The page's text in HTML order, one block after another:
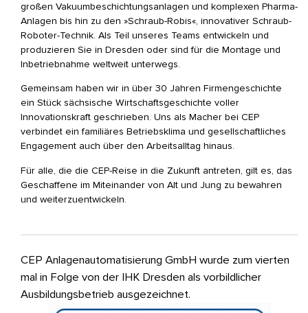
großen Vakuumbeschichtungsanlagen und komplexen Pharma-
Anlagen bis hin zu den »Schraub-Robis«, innovativer Schraub-
Roboter-Technik. Als Teil unseres Teams entwickeln und
produzieren Sie in Dresden oder sind für die Montage und
Inbetriebnahme weltweit unterwegs.
Gemeinsam haben wir in über 30 Jahren Firmengeschichte
ein Stück sächsische Wirtschaftsgeschichte voller
Innovationskraft geschrieben. Uns als Macher bei CEP
verbindet ein familiäres Betriebsklima und gesellschaftliches
Engagement auch über den Arbeitsalltag hinaus.
Für alle, die die CEP-Reise in die Zukunft antreten, gilt es, das
Geschaffene im Miteinander von Alt und Jung zu bewahren
und weiterzuentwickeln.
CEP Anlagenautomatisierung GmbH wurde zum vierten
mal in Folge von der IHK Dresden als vorbildlicher
Ausbildungsbetrieb ausgezeichnet.